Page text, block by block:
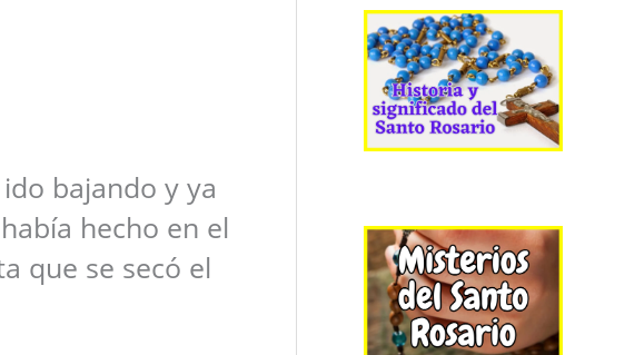
bajando y ya
hecho en el
que se secó el